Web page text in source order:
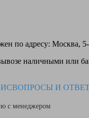
по адресу: Москва,
наличными или
ВОПРОСЫ И
с менеджером